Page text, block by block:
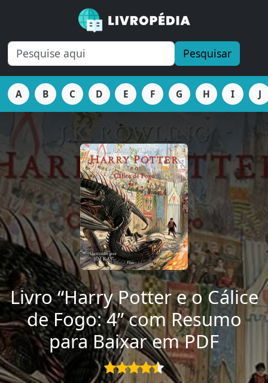
Pesquisar
A B C D E F G H I J
Livro “Harry Potter e o Cálice
de Fogo: 4” com Resumo
para Baixar em PDF